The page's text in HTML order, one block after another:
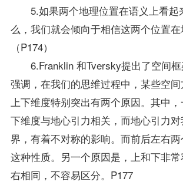
5.如果两个地理位置在语义上看起
么，我们就会倾向于相信这两个位置在
（P174）
6.Franklin 和Tversky提出了空间框
强调，在我们的思维过程中，某些空间
上下维度特别突出有两个原因。其中
下维度与地心引力相关，而地心引力
界，有着不对称的影响。而前后左右
这种性质。另一个原因是，上和下非
右相同，不容易区分。P177